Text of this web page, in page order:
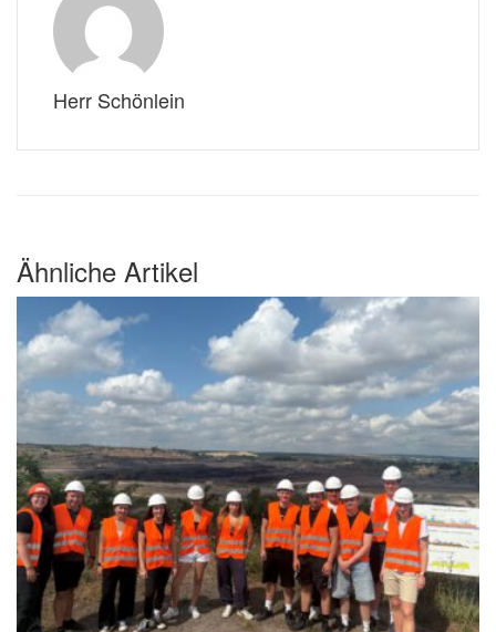
Herr Schönlein
Ähnliche Artikel